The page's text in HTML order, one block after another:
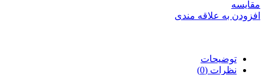
مقایسه
افزودن به علاقه مندی
توضیحات
نظرات (0)